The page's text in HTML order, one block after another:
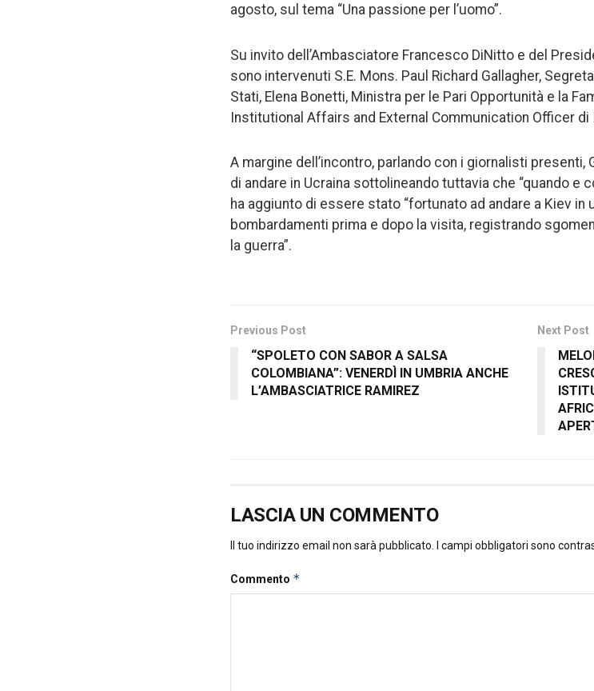
agosto, sul tema “Una passione per l’uomo”.
Su invito dell’Ambasciatore Francesco DiNitto e del
sono intervenuti S.E. Mons. Paul Richard Gallagher,
Stati, Elena Bonetti, Ministra per le Pari Opportunità e la
Institutional Affairs and External Communication Officer di
A margine dell’incontro, parlando con i giornalisti presenti,
di andare in Ucraina sottolineando tuttavia che “quando e
ha aggiunto di essere stato “fortunato ad andare a Kiev
bombardamenti prima e dopo la visita, registrando
la guerra”.
Previous Post
“SPOLETO CON SABOR A SALSA
COLOMBIANA”: VENERDÌ IN UMBRIA ANCHE
L’AMBASCIATRICE RAMIREZ
Next Post
LASCIA UN COMMENTO
Il tuo indirizzo email non sarà pubblicato. I campi obbligatori sono
Commento *